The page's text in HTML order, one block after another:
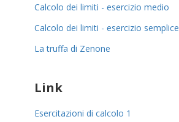
Calcolo dei limiti - esercizio medio
Calcolo dei limiti - esercizio semplice
La truffa di Zenone
Link
Esercitazioni di calcolo 1